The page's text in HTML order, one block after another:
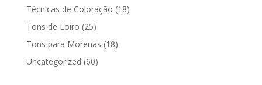
Técnicas de Coloração (18)
Tons de Loiro (25)
Tons para Morenas (18)
Uncategorized (60)